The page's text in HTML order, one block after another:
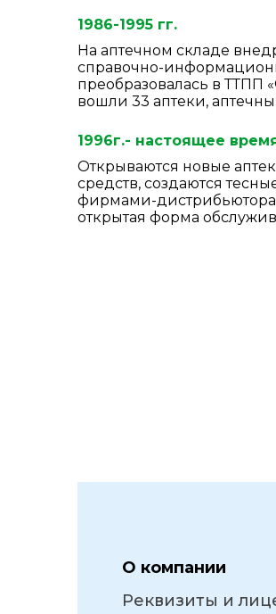
1986-1995 гг.
На аптечном складе
справочно-
преобразовалась в ТТПП
вошли 33 аптеки,
1996г.- настоящее
Открываются новые
средств, создаются
фирмами-
открытая форма
О компании
Реквизиты и